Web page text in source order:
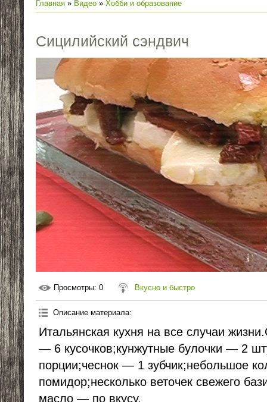
Главная » Видео » Хобби и образование
Сицилийский сэндвич
Просмотры: 0 Вкусно и быстро
Описание материала:
Итальянская кухня на все случаи
— 6 кусочков;кунжутные булочки — 2
порции;чеснок — 1 зубчик;небольшое
помидор;несколько веточек свежего
масло — по вкусу.